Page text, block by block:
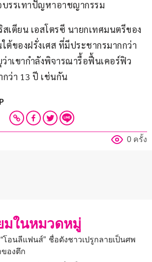
บรรเทาปัญหาอาชญากรรม
เตียน เอสโตรซี นายกเทศมนตรีของ
ต้ของฝรั่งเศส ที่มีประชากรมากกว่า
าเขากำลังพิจารณารื้อฟื้นเคอร์ฟิว
ว่า 13 ปี เช่นกัน
0 ครั้ง
มในหมวดหมู่
โอนลีแฟนส์” ชื่อดังชาวเปรูกลายเป็นศพ
ของตึก